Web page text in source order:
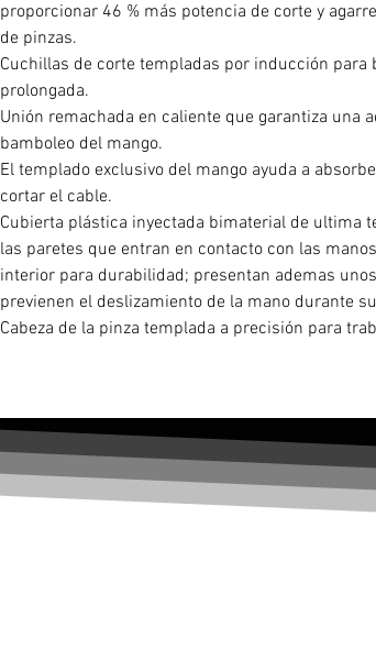
proporcionar 46 % más potencia de corte y
de pinzas.
Cuchillas de corte templadas por inducción
prolongada.
Unión remachada en caliente que garantiza una
bamboleo del mango.
El templado exclusivo del mango ayuda a
cortar el cable.
Cubierta plástica inyectada bimaterial de ultima
las paretes que entran en contacto con las
interior para durabilidad; presentan ademas
previenen el deslizamiento de la mano durante
Cabeza de la pinza templada a precisión para